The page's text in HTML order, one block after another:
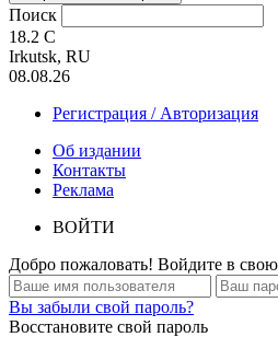
Поиск
18.2 C
Irkutsk, RU
08.08.26
Регистрация / Авторизация
Об издании
Контакты
Реклама
ВОЙТИ
Добро пожаловать! Войдите в
Вы забыли свой пароль?
Восстановите свой пароль